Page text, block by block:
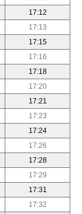
17:12
17:13
17:15
17:16
17:18
17:20
17:21
17:23
17:24
17:26
17:28
17:29
17:31
17:32